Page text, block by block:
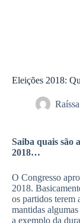
Eleições 2018:
Raíssa
Saiba quais são
2018…
O Congresso
2018.
os partidos terem
mantidas
a exemplo da